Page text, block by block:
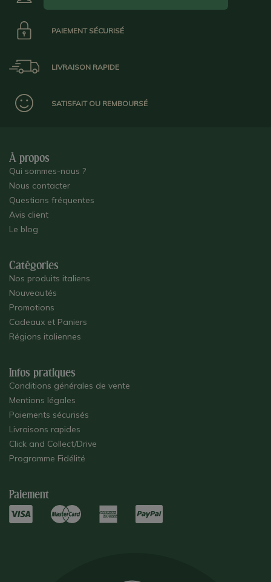
PAIEMENT SÉCURISÉ
LIVRAISON RAPIDE
SATISFAIT OU REMBOURSÉ
À propos
Qui sommes-nous ?
Nous contacter
Questions fréquentes
Avis client
Le blog
Catégories
Nos produits italiens
Nouveautés
Promotions
Cadeaux et Paniers
Régions italiennes
Infos pratiques
Conditions générales de vente
Mentions légales
Paiements sécurisés
Livraisons rapides
Click and Collect/Drive
Programme Fidélité
Paiement